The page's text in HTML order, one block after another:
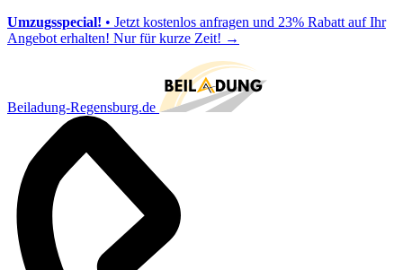
Umzugsspecial! • Jetzt kostenlos anfragen und 23% Rabatt auf Ihr
Angebot erhalten! Nur für kurze Zeit! →
Beiladung-Regensburg.de